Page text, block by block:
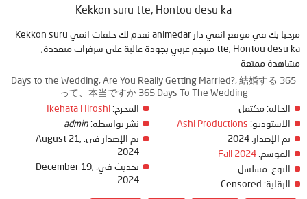
Kekkon suru tte, Hontou desu ka
مرحبا بك في موقع انمي دار animedar نقدم لك حلقات انمي Kekkon suru
tte, Hontou desu ka مترجم عربي بجودة عالية على سرفرات متعددة,
مشاهدة ممتعة
365 Days to the Wedding, Are You Really Getting Married?, 結婚する
って、本当ですか 365 Days To The Wedding
الحالة: مكتمل
الاستوديو: Ashi Productions
تم الإصدار:
الموسم: Fall 2024
النوع: مسلسل
الرقابة:
المخرج: Ikehata Hiroshi
نشر بواسطة: admin
تم الإصدار في: August 21,
2024
تحديث في: December 19,
2024